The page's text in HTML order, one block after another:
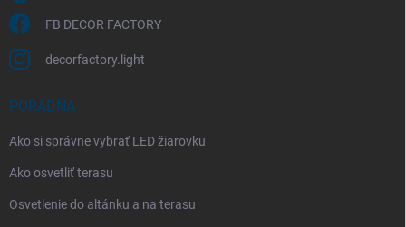
FB DECOR FACTORY
decorfactory.light
PORADŇA
Ako si správne vybrať LED žiarovku
Ako osvetliť terasu
Osvetlenie do altánku a na terasu